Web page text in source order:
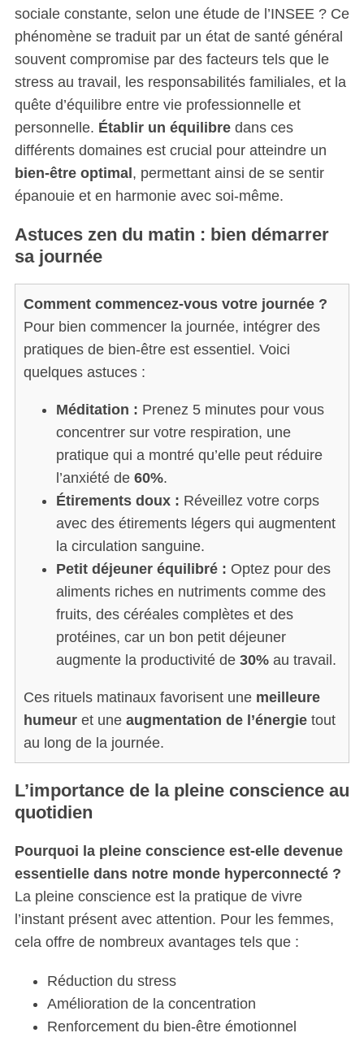
sociale constante, selon une étude de l’INSEE ? Ce
phénomène se traduit par un état de santé général
souvent compromise par des facteurs tels que le
stress au travail, les responsabilités familiales, et la
quête d’équilibre entre vie professionnelle et
personnelle. Établir un équilibredans ces
différents domaines est crucial pour atteindre un
bien-être optimal, permettant ainsi de se sentir
épanouie et en harmonie avec soi-même.
Astuces zen du matin : bien démarrer
sa journée
Comment commencez-vous votre journée ?
Pour bien commencer la journée, intégrer des
pratiques de bien-être est essentiel. Voici
quelques astuces :
Méditation : Prenez 5 minutes pour vous
concentrer sur votre respiration, une
pratique qui a montré qu’elle peut réduire
l’anxiété de 60%.
Étirements doux : Réveillez votre corps
avec des étirements légers qui augmentent
la circulation sanguine.
Petit déjeuner équilibré : Optez pour des
aliments riches en nutriments comme des
fruits, des céréales complètes et des
protéines, car un bon petit déjeuner
augmente la productivité de 30%au travail.
Ces rituels matinaux favorisent une meilleure
humeuret une augmentation de l’énergietout
au long de la journée.
L’importance de la pleine conscience au
quotidien
Pourquoi la pleine conscience est-elle devenue
essentielle dans notre monde hyperconnecté ?
La pleine conscience est la pratique de vivre
l’instant présent avec attention. Pour les femmes,
cela offre de nombreux avantages tels que :
Réduction du stress
Amélioration de la concentration
Renforcement du bien-être émotionnel